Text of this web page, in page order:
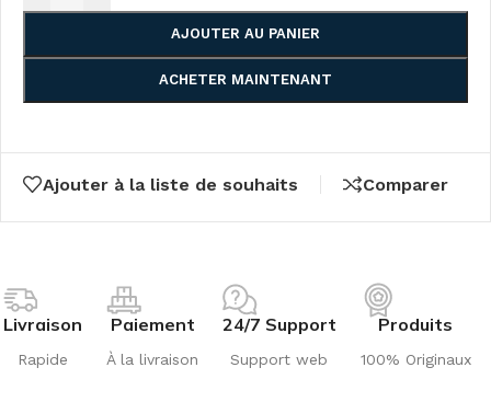
AJOUTER AU PANIER
ACHETER MAINTENANT
Ajouter à la liste de souhaits Comparer
Livraison
Rapide
Paiement
À la livraison
24/7 Support
Support web
Produits
100% Originaux